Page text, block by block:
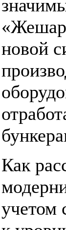
новой
Как
учетом